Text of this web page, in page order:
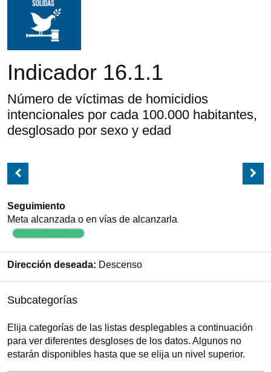
Indicador 16.1.1
Número de víctimas de homicidios
intencionales por cada 100.000 habitantes,
desglosado por sexo y edad
Seguimiento
Meta alcanzada o en vías de alcanzarla
Dirección deseada: Descenso
Subcategorías
Elija categorías de las listas desplegables a continuación
para ver diferentes desgloses de los datos. Algunos no
estarán disponibles hasta que se elija un nivel superior.